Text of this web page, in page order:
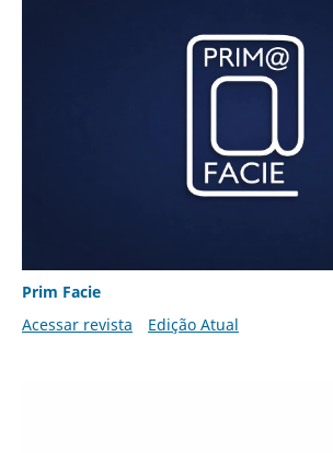
Prim Facie
Acessar revista
Edição Atual